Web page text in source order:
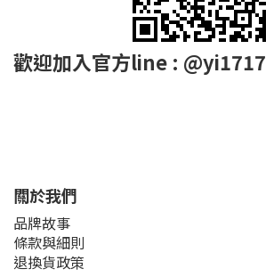
歡迎加入官方line : @yi1717
關於我們
品牌故事
條款與細則
退換貨政策